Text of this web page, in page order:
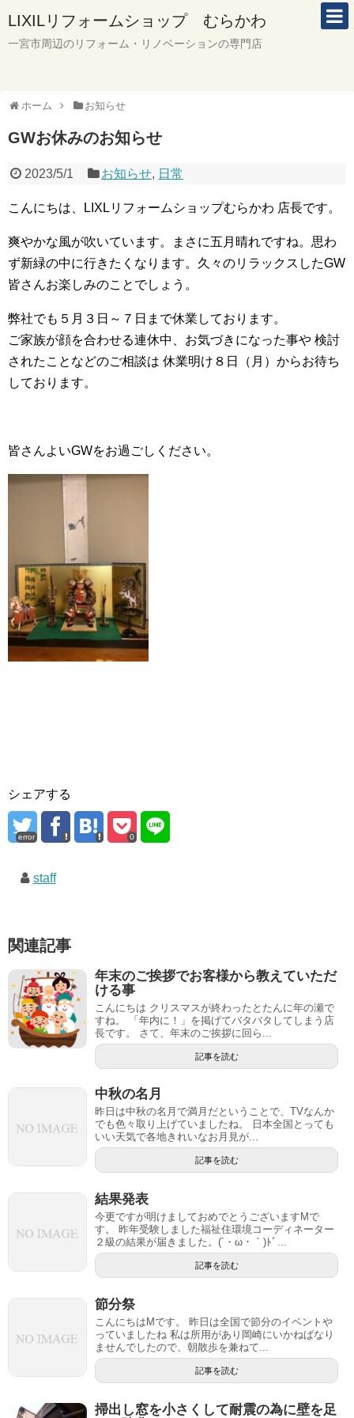
LIXILリフォームショップ むらかわ
一宮市周辺のリフォーム・リノベーションの専門店
ホーム お知らせ
GWお休みのお知らせ
2023/5/1 お知らせ, 日常
こんにちは、LIXLリフォームショップむらかわ 店長です。
爽やかな風が吹いています。まさに五月晴れですね。思わ
ず新緑の中に行きたくなります。久々のリラックスしたGW
皆さんお楽しみのことでしょう。
弊社でも５月３日～７日まで休業しております。
ご家族が顔を合わせる連休中、お気づきになった事や 検討
されたことなどのご相談は 休業明け８日（月）からお待ち
しております。
皆さんよいGWをお過ごしください。
シェアする
error 0
staff
関連記事
年末のご挨拶でお客様から教えていただ
ける事
こんにちは クリスマスが終わったとたんに年の瀬で
すね。 「年内に！」を掲げてバタバタしてしまう店
長です。 さて、年末のご挨拶に回ら...
記事を読む
中秋の名月
昨日は中秋の名月で満月だということで、TVなんか
でも色々取り上げていましたね。 日本全国とっても
いい天気で各地きれいなお月見が...
記事を読む
結果発表
今更ですが明けましておめでとうございますMで
す。 昨年受験しました福祉住環境コーディネーター
２級の結果が届きました。(´・ω・｀)ﾄﾞ...
記事を読む
節分祭
こんにちはMです。 昨日は全国で節分のイベントや
っていましたね 私は所用があり岡崎にいかねばなり
ませんでしたので、朝散歩を兼ねて...
記事を読む
掃出し窓を小さくして耐震の為に壁を足